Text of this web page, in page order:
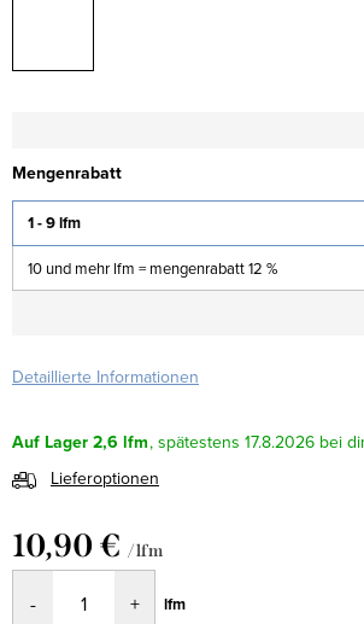
Mengenrabatt
1 - 9 lfm
10 und mehr lfm = mengenrabatt 12 %
Detaillierte Informationen
Auf Lager 2,6 lfm 17.8.2026
Lieferoptionen
10,90 € / lfm
lfm